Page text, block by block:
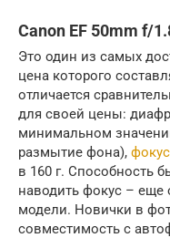
Canon EF 50mm f/
Это один из самых
цена которого
отличается
для своей цены:
минимальном
размытие фона),
в 160 г. Способность
наводить фокус – еще
модели. Новички в
совместимость с